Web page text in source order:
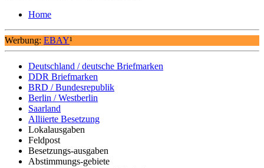
Home
Werbung: EBAY¹
Deutschland / deutsche Briefmarken
DDR Briefmarken
BRD / Bundesrepublik
Berlin / Westberlin
Saarland
Alliierte Besetzung
Lokalausgaben
Feldpost
Besetzungs-ausgaben
Abstimmungs-gebiete